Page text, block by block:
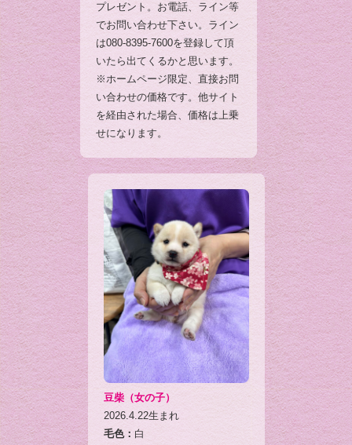
プレゼント。お電話、ライン等
でお問い合わせ下さい。ライン
は080-8395-7600を登録して頂
いたら出てくるかと思います。
※ホームページ限定、直接お問
い合わせの価格です。他サイト
を経由された場合、価格は上乗
せになります。
豆柴（女の子）
2026.4.22生まれ
毛色： 白